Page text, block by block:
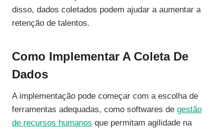
disso, dados coletados podem ajudar a aumentar a
retenção de talentos.
Como Implementar A Coleta De
Dados
A implementação pode começar com a escolha de
ferramentas adequadas, como softwares de gestão
de recursos humanos que permitam agilidade na